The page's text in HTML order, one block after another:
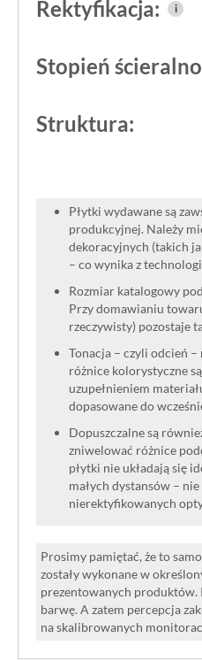
wytrzymałość.
podłogowy
design z
Rektyfikacja: i
Stopień
Struktura:
Płytki wydawane są
produkcyjnej. Należy
dekoracyjnych (takich
– co wynika z
Rozmiar katalogowy
Przy domawianiu
rzeczywisty) pozostaje
Tonacja – czyli odcień
różnice kolorystyczne
uzupełnieniem
dopasowane do
Dopuszczalne są
zniwelować różnice
płytki nie układają się
małych dystansów –
nierektyfikowanych
Prosimy pamiętać, że to
zostały wykonane w
prezentowanych produktów.
barwę. A zatem percepcja
na skalibrowanych